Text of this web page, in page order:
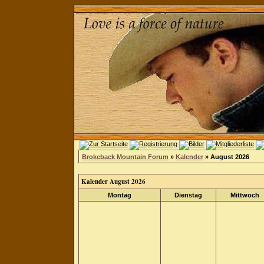
Brokeback Mountain Forum » Kalender » August 2026
Kalender August 2026
Montag Dienstag Mittwoch